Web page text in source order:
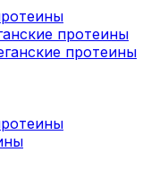
протеины
протеины